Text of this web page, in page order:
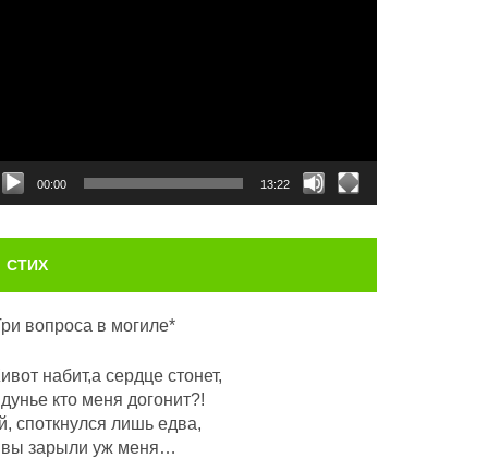
00:00 13:22
СТИХ
вопроса в могиле*
набит,а сердце стонет,
кто меня догонит?!
споткнулся лишь едва,
зарыли уж меня…